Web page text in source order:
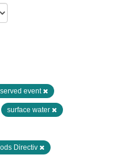
event
surface water
Directiv